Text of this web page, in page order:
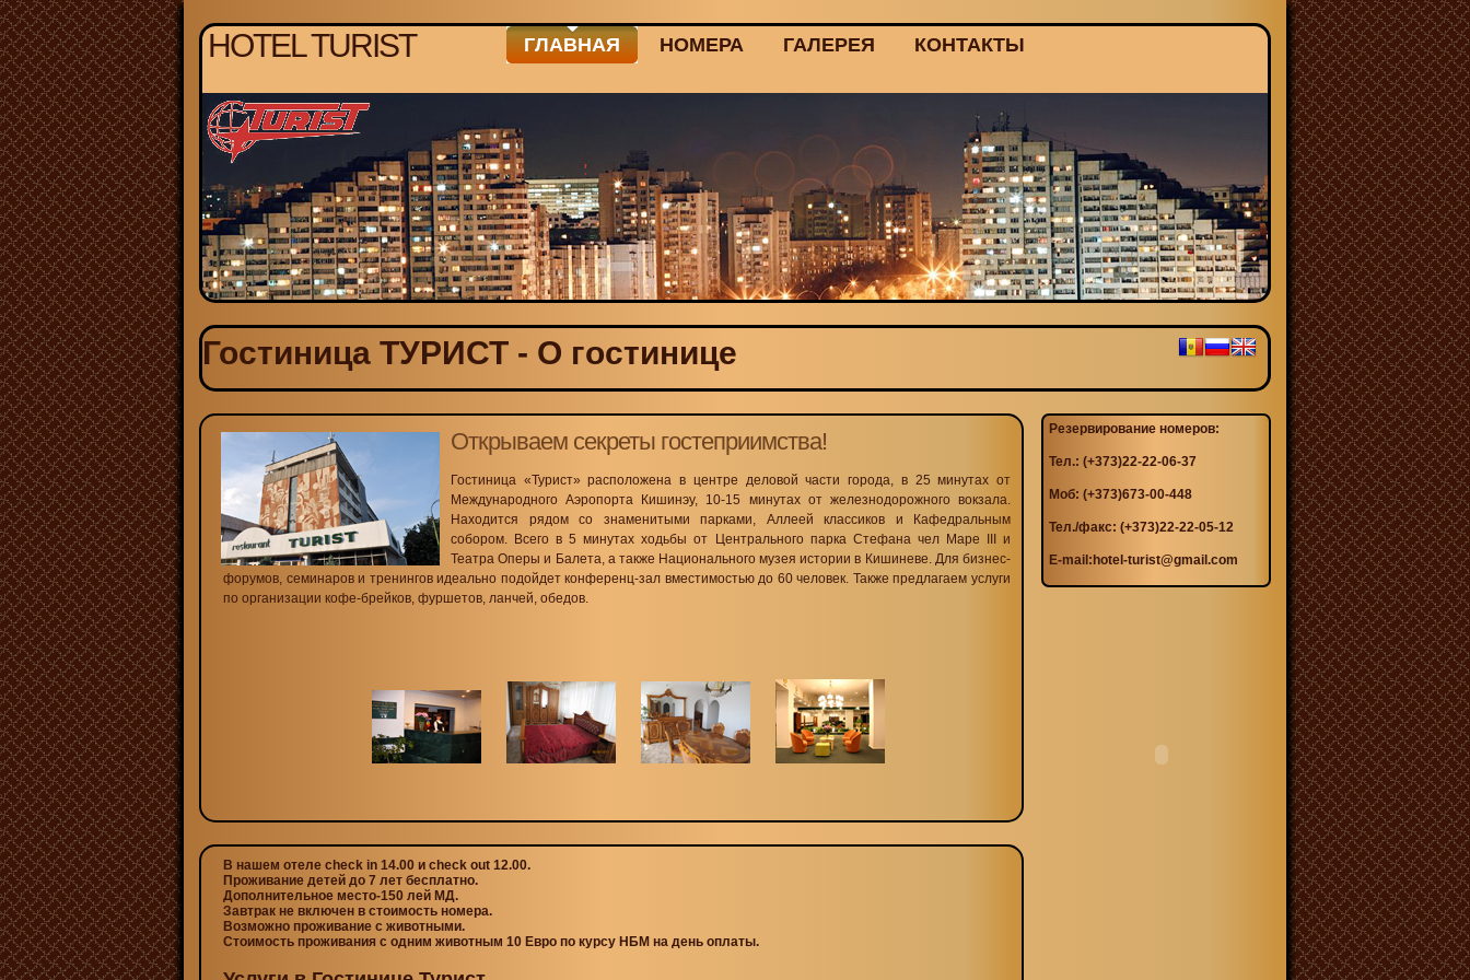
HOTEL TURIST ГЛАВНАЯ НОМЕРА ГАЛЕРЕЯ КОНТАКТЫ
Гостиница ТУРИСТ - О гостинице
Резервирование номеров:
Тел.: (+373)22-22-06-37
Моб: (+373)673-00-448
Тел./факс: (+373)22-22-05-12
E-mail: hotel-turist@gmail.com
Открываем секреты гостеприимства!
Гостиница «Турист» расположена в центре деловой части города, в 25 минутах от
Международного Аэропорта Кишинэу, 10-15 минутах от железнодорожного вокзала.
Находится рядом со знаменитыми парками, Аллеей классиков и Кафедральным
собором. Всего в 5 минутах ходьбы от Центрального парка Стефана чел Маре III и
Театра Оперы и Балета, а также Национального музея истории в Кишиневе. Для бизнес-
форумов, семинаров и тренингов идеально подойдет конференц-зал вместимостью до 60 человек. Также предлагаем услуги
по организации кофе-брейков, фуршетов, ланчей, обедов.
В нашем отеле check in 14.00 и check out 12.00.
Проживание детей до 7 лет бесплатно.
Дополнительное место-150 лей МД.
Завтрак не включен в стоимость номера.
Возможно проживание с животными.
Стоимость проживания с одним животным 10 Евро по курсу НБМ на день оплаты.